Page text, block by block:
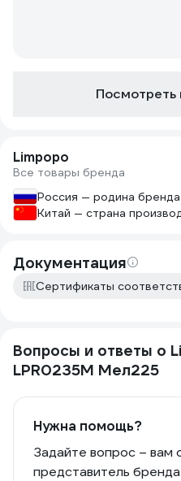
Посмотреть
Limpopo
Все товары бренда
Россия — родина бренда
Китай — страна
Документация
Сертификаты
Вопросы и ответы о
LPR0235M Мел225
Нужна помощь?
Задайте вопрос – вам
представитель